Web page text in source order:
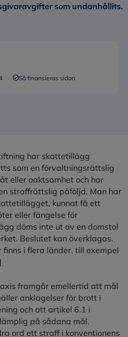
som undanhållits.
Så finansieras sidan
har skattetillägg
som en förvaltningsrättslig
eller oaktsamhet och har
straffrättslig påföljd. Man har
kunnat få ett
eller fängelse för
döms inte ut av en domstol
Beslutet kan överklagas.
i flera länder, till exempel
framgår emellertid att mål
anklagelser för brott i
och att artikel 6.1 i
på sådana mål.
ord ett straff i konventionens